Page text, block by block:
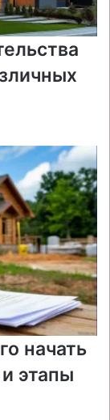
начать
этапы